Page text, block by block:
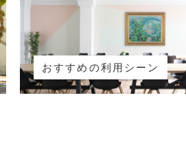
おすすめの利用シーン